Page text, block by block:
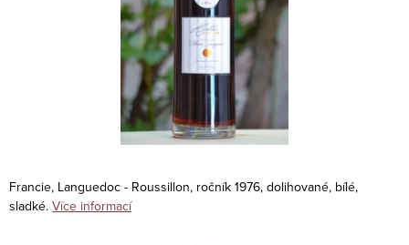
Francie, Languedoc - Roussillon, ročník 1976, dolihované, bílé,
sladké. Více informací